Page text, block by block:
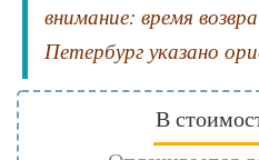
внимание: время
Петербург указано
В